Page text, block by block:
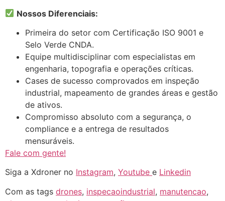
Nossos Diferenciais:
Primeira do setor com Certificação ISO 9001 e
Selo Verde CNDA.
Equipe multidisciplinar com especialistas em
engenharia, topografia e operações críticas.
Cases de sucesso comprovados em inspeção
industrial, mapeamento de grandes áreas e gestão
de ativos.
Compromisso absoluto com a segurança, o
compliance e a entrega de resultados
mensuráveis.
Fale com gente!
Siga a Xdroner no Instagram, Youtube e Linkedin
Com as tags drones, inspecaoindustrial, manutencao,